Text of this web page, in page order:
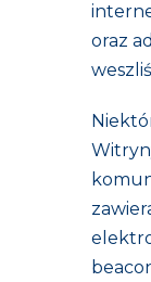
oraz